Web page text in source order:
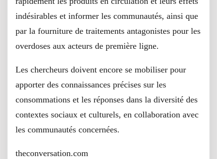
indésirables et informer les communautés, ainsi que
par la fourniture de traitements antagonistes pour les
overdoses aux acteurs de première ligne.
Les chercheurs doivent encore se mobiliser pour
apporter des connaissances précises sur les
consommations et les réponses dans la diversité des
contextes sociaux et culturels, en collaboration avec
les communautés concernées.
theconversation.com